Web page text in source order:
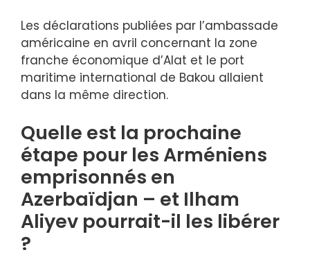
Les déclarations publiées par l’ambassade
américaine en avril concernant la zone
franche économique d’Alat et le port
maritime international de Bakou allaient
dans la même direction.
Quelle est la prochaine
étape pour les Arméniens
emprisonnés en
Azerbaïdjan – et Ilham
Aliyev pourrait-il les libérer
?